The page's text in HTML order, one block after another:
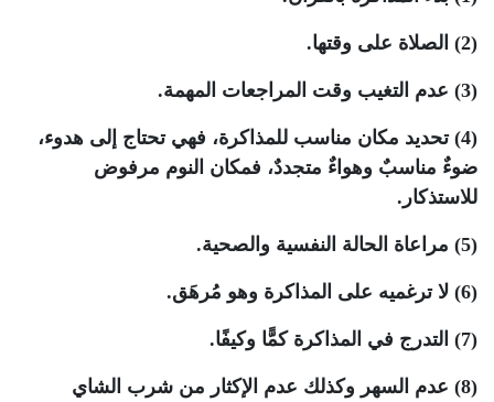
(2) الصلاة على وقتها.
(3) عدم التغيب وقت المراجعات المهمة.
(4) تحديد مكان مناسب للمذاكرة، فهي تحتاج إلى هدوء،
ضوءٌ مناسبٌ وهواءٌ متجددٌ، فمكان النوم مرفوض
للاستذكار.
(5) مراعاة الحالة النفسية والصحية.
(6) لا ترغميه على المذاكرة وهو مُرهَق.
(7) التدرج في المذاكرة كمًّا وكيفًا.
(8) عدم السهر وكذلك عدم الإكثار من شرب الشاي